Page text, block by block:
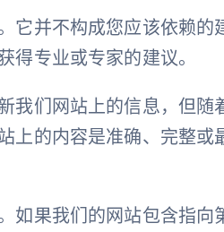
它并不构成您应该依赖
得专业或专家的建议。
我们网站上的信息，但随
上的内容是准确、完整
如果我们的网站包含指向